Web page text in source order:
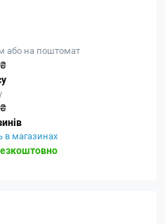
або на поштомат
в магазинах